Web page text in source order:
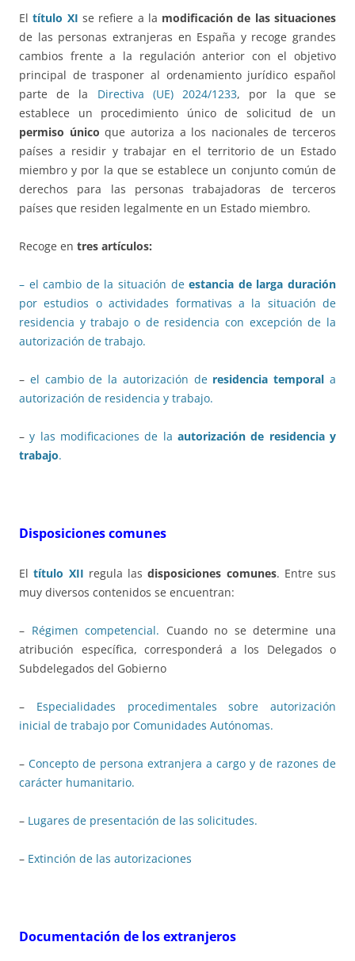
Eltítulo XI se refiere a la modificación de las situaciones
de las personas extranjeras en España y recoge grandes
cambios frente a la regulación anterior con el objetivo
principal de trasponer al ordenamiento jurídico español
parte de la Directiva (UE) 2024/1233, por la que se
establece un procedimiento único de solicitud de un
permiso único que autoriza a los nacionales de terceros
países a residir y trabajar en el territorio de un Estado
miembro y por la que se establece un conjunto común de
derechos para las personas trabajadoras de terceros
países que residen legalmente en un Estado miembro.
Recoge en tres artículos:
– el cambio de la situación deestancia de larga duración
por estudios o actividades formativas a la situación de
residencia y trabajo o de residencia con excepción de la
autorización de trabajo.
– el cambio de la autorización de residencia temporal a
autorización de residencia y trabajo.
–y las modificaciones de laautorización de residencia y
trabajo.
Disposiciones comunes
Eltítulo XII regula lasdisposiciones comunes. Entre sus
muy diversos contenidos se encuentran:
– Régimen competencial. Cuando no se determine una
atribución específica, corresponderá a los Delegados o
Subdelegados del Gobierno
– Especialidades procedimentales sobre autorización
inicial de trabajo por Comunidades Autónomas.
– Concepto de persona extranjera a cargo y de razones de
carácter humanitario.
– Lugares de presentación de las solicitudes.
– Extinción de las autorizaciones
Documentación de los extranjeros